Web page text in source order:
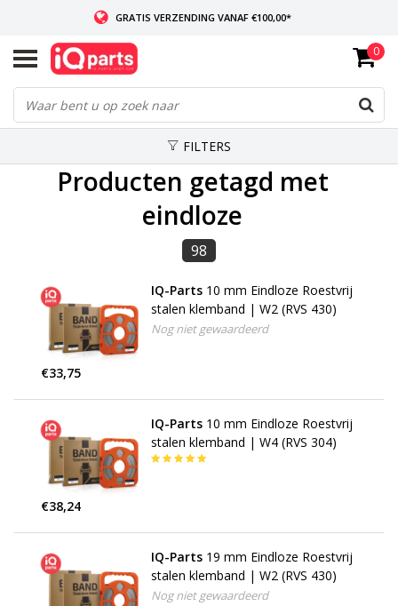
GRATIS VERZENDING VANAF €100,00*
INDIEN VOORRADIG: VOOR 14:00 BESTELD, ZELFDE DAG VERZONDEN
WERELDWIJDE LEVERING
0
FILTERS
Producten getagd met
eindloze
98
IQ-Parts 10 mm Eindloze Roestvrij
stalen klemband | W2 (RVS 430)
Nog niet gewaardeerd
€33,75
IQ-Parts 10 mm Eindloze Roestvrij
stalen klemband | W4 (RVS 304)
€38,24
IQ-Parts 19 mm Eindloze Roestvrij
stalen klemband | W2 (RVS 430)
Nog niet gewaardeerd